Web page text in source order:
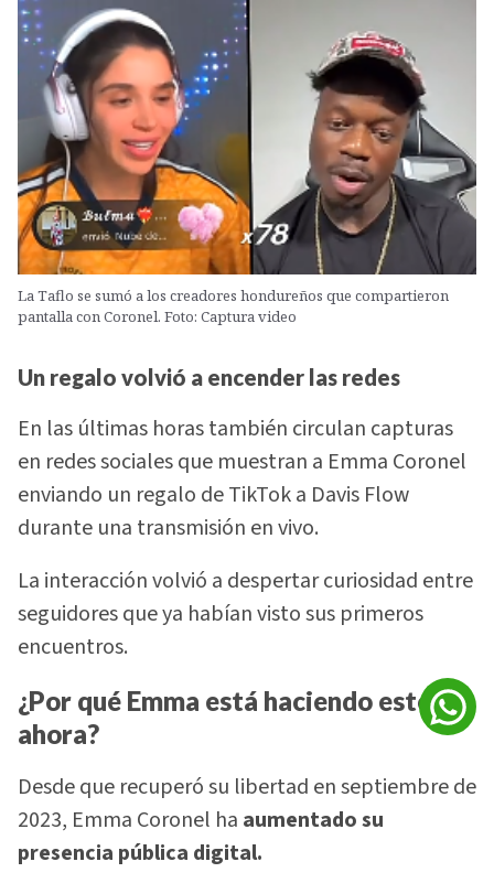
La Taflo se sumó a los creadores hondureños que compartieron
pantalla con Coronel. Foto: Captura video
Un regalo volvió a encender las redes
En las últimas horas también circulan capturas
en redes sociales que muestran a Emma Coronel
enviando un regalo de TikTok a Davis Flow
durante una transmisión en vivo.
La interacción volvió a despertar curiosidad entre
seguidores que ya habían visto sus primeros
encuentros.
¿Por qué Emma está haciendo esto
ahora?
Desde que recuperó su libertad en septiembre de
2023, Emma Coronel ha aumentado su
presencia pública digital.